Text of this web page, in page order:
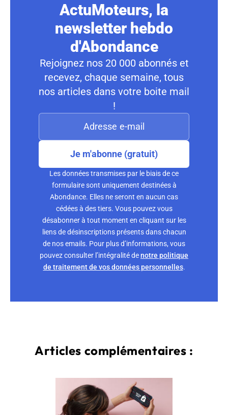
ActuMoteurs, la
newsletter hebdo
d'Abondance
Rejoignez nos 20 000 abonnés et
recevez, chaque semaine, tous
nos articles dans votre boite mail
!
Je m'abonne (gratuit)
Les données transmises par le biais de ce
formulaire sont uniquement destinées à
Abondance. Elles ne seront en aucun cas
cédées à des tiers. Vous pouvez vous
désabonner à tout moment en cliquant sur les
liens de désinscriptions présents dans chacun
de nos emails. Pour plus d’informations, vous
pouvez consulter l’intégralité denotre politique
de traitement de vos données personnelles.
Articles complémentaires :